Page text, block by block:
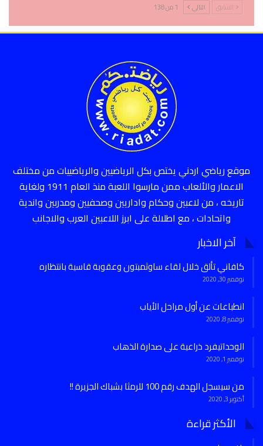
السابق التالي 1 من 138
موقع رياضي اردني يختص بكل الرياضيين والرياضييات من مختلف
الاعمار والألعاب ممن مارسوا اللعبة منذ العام 1911 ولغاية
تاريخه ، من لاعبين وحكام واداريين وصحفيين ومدربين واندية
واتحادات ، مع اطلالة على ابرز اللاعبين العرب والاجانب
آخر الاخبار
كافاني تألق خلال لقاء ساوثمبتون وعقوبة قاسية بانتظاره
نوفمبر 30, 2020
انطباعات عن أول مراحل الأياب
نوفمبر 8, 2020
الوحداتيفرد ذراعية على صدارة الذهاب
نوفمبر 1, 2020
من سيسجل الهدف رقم 100 للرمثا بشباك الجزيرة !!
أكتوبر 3, 2020
الأكثر قراءة